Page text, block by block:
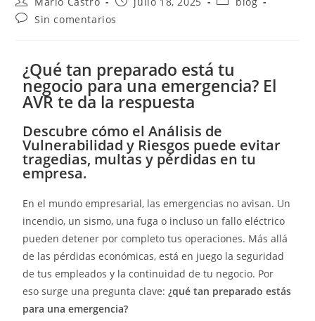
Sin comentarios
¿Qué tan preparado está tu
negocio para una emergencia? El
AVR te da la respuesta
Descubre cómo el Análisis de
Vulnerabilidad y Riesgos puede evitar
tragedias, multas y pérdidas en tu
empresa.
En el mundo empresarial, las emergencias no avisan. Un
incendio, un sismo, una fuga o incluso un fallo eléctrico
pueden detener por completo tus operaciones. Más allá
de las pérdidas económicas, está en juego la seguridad
de tus empleados y la continuidad de tu negocio. Por
eso surge una pregunta clave:¿qué tan preparado estás
para una emergencia?